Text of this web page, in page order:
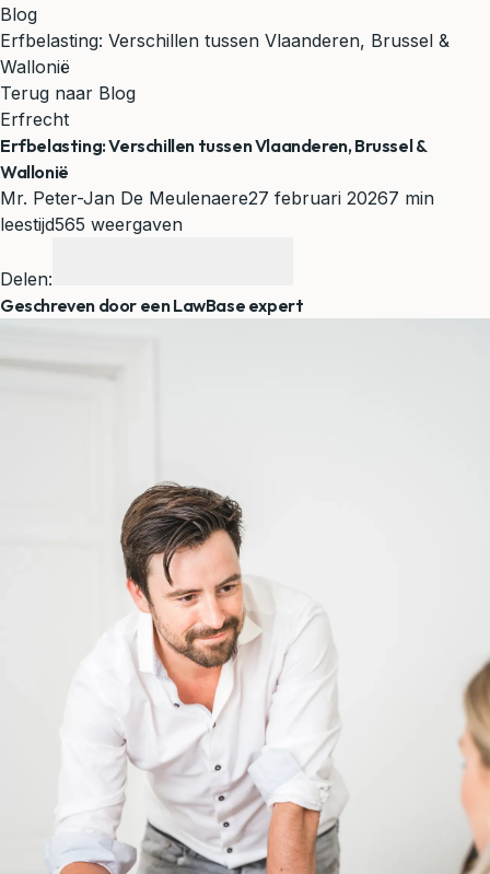
Blog
Erfbelasting: Verschillen tussen Vlaanderen, Brussel &
Wallonië
Terug naar Blog
Erfrecht
Erfbelasting: Verschillen tussen Vlaanderen, Brussel &
Wallonië
Mr. Peter-Jan De Meulenaere27 februari 20267 min
leestijd565 weergaven
Delen:
Geschreven door een LawBase expert